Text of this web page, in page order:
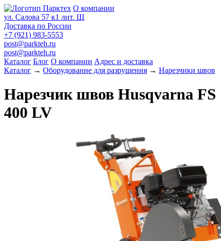
О компании
ул. Салова 57 к1 лит. Щ
Доставка по России
+7 (921) 983-5553
post@parkteh.ru
post@parkteh.ru
Каталог Блог О компании Адрес и доставка
Каталог → Оборудование для разрушения → Нарезчики швов
Нарезчик швов Husqvarna FS
400 LV